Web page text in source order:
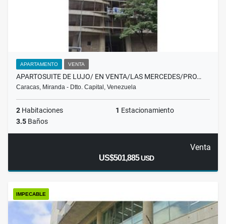
APARTAMENTO VENTA
APARTOSUITE DE LUJO/ EN VENTA/LAS MERCEDES/PRO…
Caracas, Miranda - Dtto. Capital, Venezuela
2 Habitaciones 1 Estacionamiento
3.5 Baños
Venta
US$501,885USD
IMPECABLE